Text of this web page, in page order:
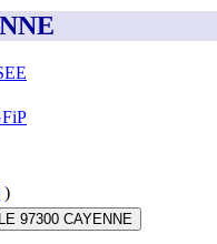
)
97300 CAYENNE